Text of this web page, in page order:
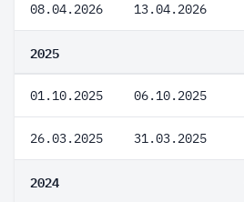
08.04.2026 13.04.2026
2025
01.10.2025 06.10.2025
26.03.2025 31.03.2025
2024